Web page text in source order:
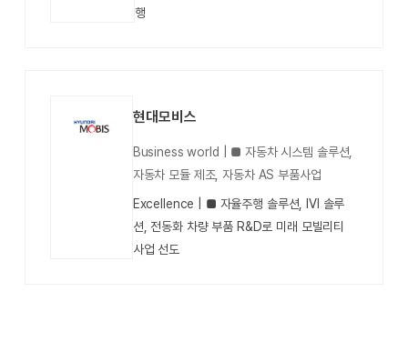
행
현대모비스
Business world | ■ 자동차 시스템 솔루션,
자동차 모듈 제조, 자동차 AS 부품사업
Excellence | ■ 자율주행 솔루션, IVI 솔루
션, 전동화 차량 부품 R&D로 미래 모빌리티
사업 선도